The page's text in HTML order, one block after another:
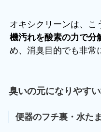
オキシクリーンは、こ
機汚れを酸素の力で分
め、消臭目的でも非常
臭いの元になりやす
便器のフチ裏・水た